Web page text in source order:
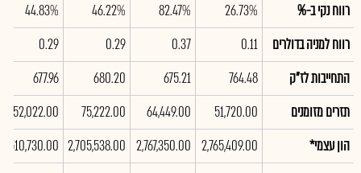
רווח נקי ב-%
26.73%
82.47%
46.22%
44.83%
רווח למניה בדולרים
0.11
0.37
0.29
0.29
התחייבות לז"ק
764.48
675.21
680.20
677.96
תזרים מזומנים
51,720.00
64,449.00
75,222.00
52,022.00
הון עצמי*
2,765,409.00
2,767,350.00
2,705,538.00
2,510,730.00